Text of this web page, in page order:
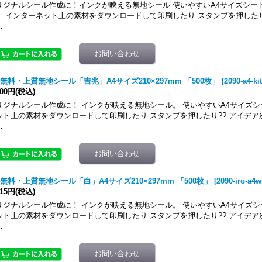
ジナルシール作成に！インクが映える無地シール 使いやすいA4サイズシー
インターネット上の素材をダウンロードして印刷したり スタンプを押した
料・上質無地シール「吉兆」A4サイズ210×297mm 「500枚」 [2090-a4-
円(税込)
ジナルシール作成に！ インクが映える無地シール。 使いやすいA4サイズ
ト上の素材をダウンロードして印刷したり スタンプを押したり?? アイデア
料・上質無地シール「白」A4サイズ210×297mm 「500枚」 [2090-iro-
円(税込)
ジナルシール作成に！ インクが映える無地シール。 使いやすいA4サイズ
ト上の素材をダウンロードして印刷したり スタンプを押したり?? アイデア